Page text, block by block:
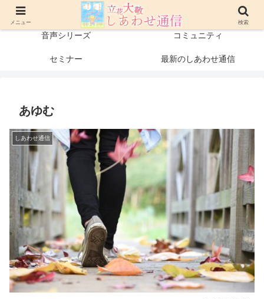
プロフィール
音声シリーズ コミュニティ
セミナー 最新のしあわせ通信
あゆむ
しあわせ通信
メニュー 検索